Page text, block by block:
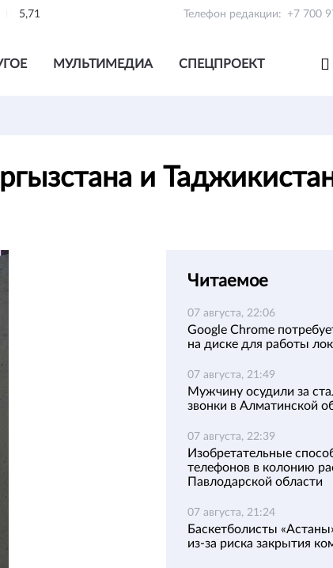
5,71 Телефон редакции: +7 700
МУЛЬТИМЕДИА СПЕЦПРОЕКТ
и
Читаемое
07 августа, 22:06
Google Chrome
на диске для работы
07 августа, 21:49
Мужчину осудили за
звонки в Алматинской
07 августа, 22:39
Изобретательные
телефонов в колонию
Павлодарской области
07 августа, 21:24
Баскетболисты
из-за риска закрытия